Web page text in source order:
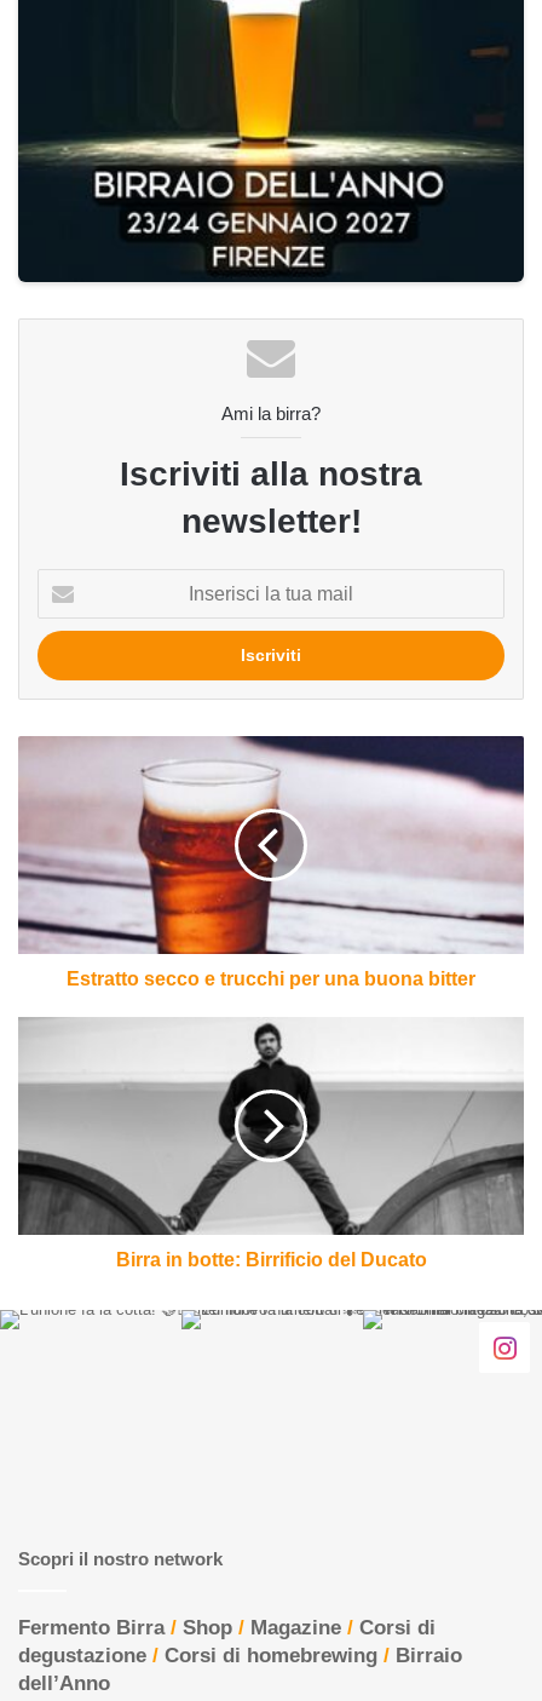
Ami la birra?
Iscriviti alla nostra
newsletter!
tua
mail
per
una
bitter
Estratto secco e trucchi per una buona bitter
botte:
Ducato
Birra in botte: Birrificio del Ducato
Scopri il nostro network
Fermento Birra/ Shop / Magazine / Corsi di
degustazione / Corsi di homebrewing / Birraio
dell’Anno